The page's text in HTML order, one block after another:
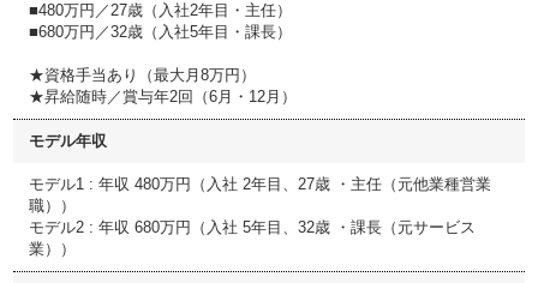
■480万円／27歳（入社2年目・主任）
■680万円／32歳（入社5年目・課長）
★資格手当あり（最大月8万円）
★昇給随時／賞与年2回（6月・12月）
モデル年収
モデル1 : 年収 480万円（入社 2年目、27歳 ・主任（元他業種営業
職））
モデル2 : 年収 680万円（入社 5年目、32歳 ・課長（元サービス
業））